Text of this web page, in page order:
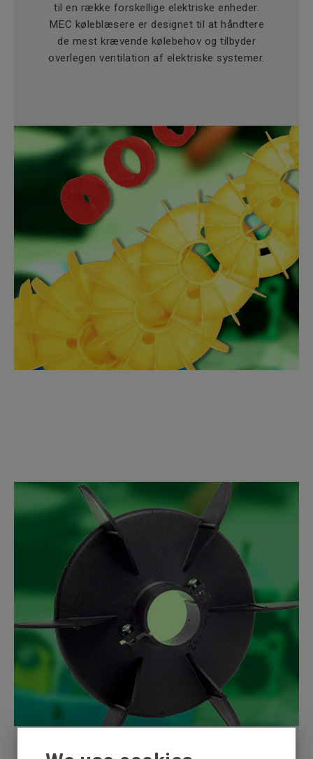
til en række forskellige elektriske enheder.
MEC køleblæsere er designet til at håndtere
de mest krævende kølebehov og tilbyder
overlegen ventilation af elektriske systemer.